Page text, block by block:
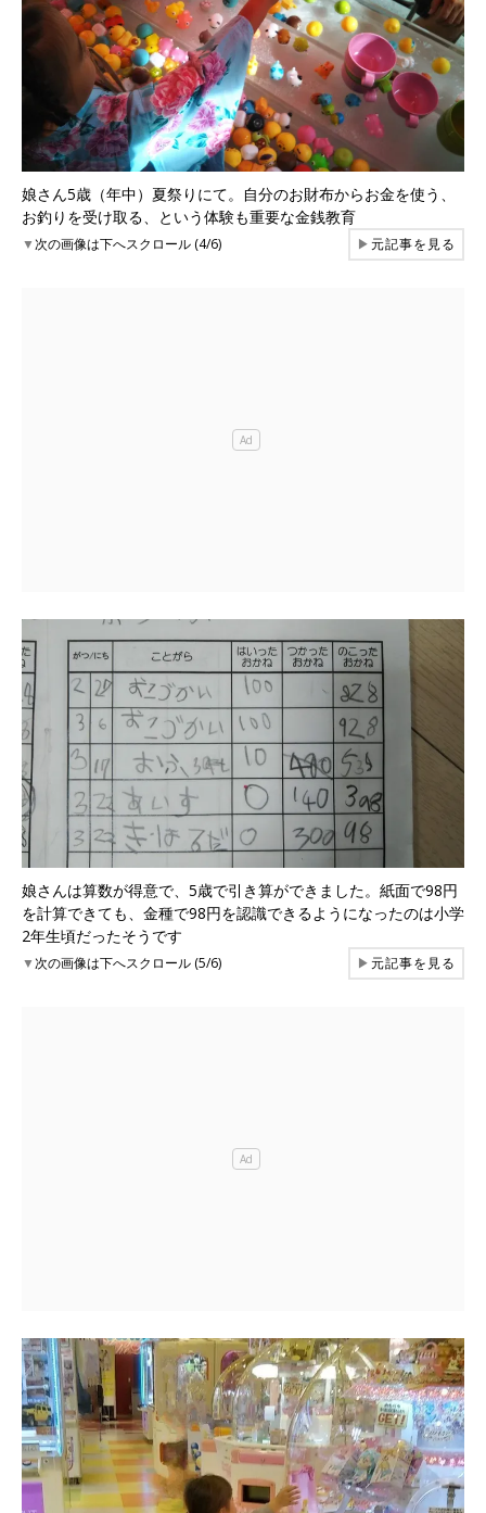
娘さん5歳（年中）夏祭りにて。自分のお財布からお金を使う、
お釣りを受け取る、という体験も重要な金銭教育
▼次の画像は下へスクロール (4/6) ▶元記事を見る
娘さんは算数が得意で、5歳で引き算ができました。紙面で98円
を計算できても、金種で98円を認識できるようになったのは小学
2年生頃だったそうです
▼次の画像は下へスクロール (5/6) ▶元記事を見る